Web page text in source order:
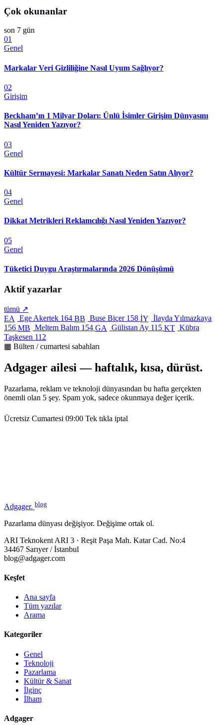
Çok okunanlar
son 7 gün
01
Genel
Markalar Veri Gizliliğine Nasıl Uyum Sağlıyor?
02
Girişim
Beckham’ın 1 Milyar Doları: Ünlü İsimler Girişim Dünyasını
Nasıl Yeniden Yazıyor?
03
Genel
Kültür Sermayesi: Markalar Sanatı Neden Satın Alıyor?
04
Genel
Dikkat Metrikleri Reklamcılığı Nasıl Yeniden Yazıyor?
05
Genel
Tüketici Duygu Araştırmalarında 2026 Dönüşümü
Aktif yazarlar
tümü ↗
EA
Ege Akertek 164 BB Buse Biçer 158 İY İlayda Yılmazkaya
156 MB Meltem Balım 154 GA Gülistan Ay 115 KT Kübra
Taşkesen 112
▦ Bülten / cumartesi sabahları
Adgager ailesi — haftalık, kısa, dürüst.
Pazarlama, reklam ve teknoloji dünyasından bu hafta gerçekten
önemli olan 5 şey. Spam yok, sadece okunmaya değer içerik.
Ücretsiz Cumartesi 09:00 Tek tıkla iptal
Adgager. blog
Pazarlama dünyası değişiyor. Değişime ortak ol.
ARI Teknokent ARI 3 · Reşit Paşa Mah. Katar Cad. No:4
34467 Sarıyer / İstanbul
blog@adgager.com
Keşfet
Ana sayfa
Tüm yazılar
Arama
Kategoriler
Genel
Teknoloji
Pazarlama
Kültür & Sanat
İlginç
İlham
Adgager